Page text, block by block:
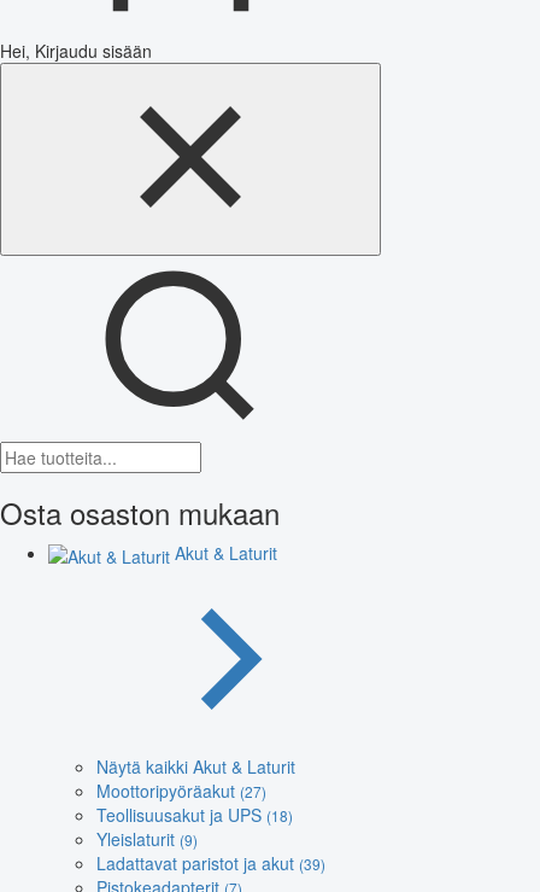
Hei, Kirjaudu sisään
Osta osaston mukaan
Akut & Laturit
Näytä kaikki Akut & Laturit
Moottoripyöräakut (27)
Teollisuusakut ja UPS (18)
Yleislaturit (9)
Ladattavat paristot ja akut (39)
Pistokeadapterit (7)